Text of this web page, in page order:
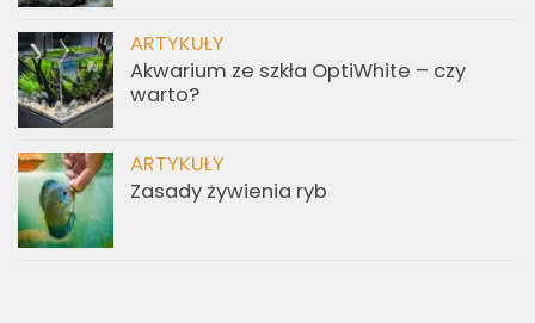
ARTYKUŁY
Akwarium ze szkła OptiWhite – czy
warto?
ARTYKUŁY
Zasady żywienia ryb